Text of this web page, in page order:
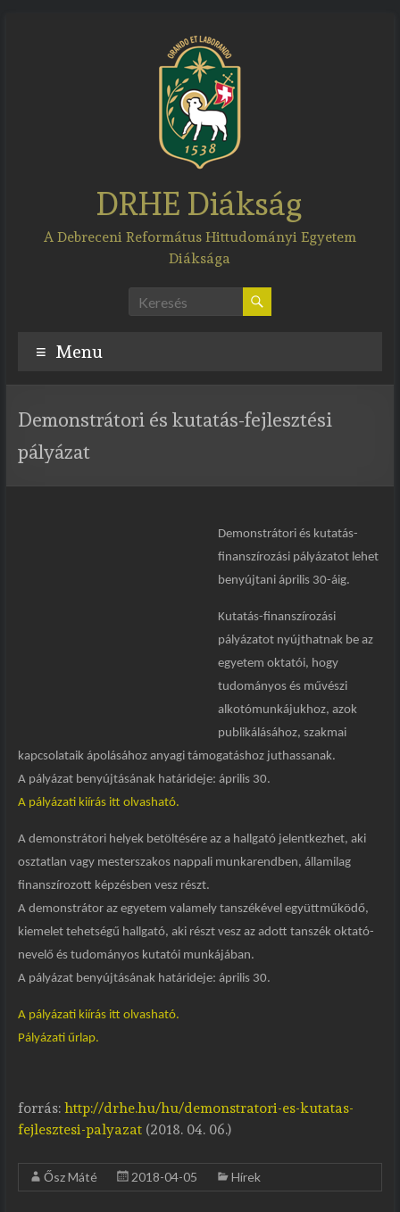
DRHE Diákság
A Debreceni Református Hittudományi Egyetem
Diáksága
Menu
Demonstrátori és kutatás-fejlesztési
pályázat
Demonstrátori és kutatás-
finanszírozási pályázatot lehet
benyújtani április 30-áig.
Kutatás-finanszírozási
pályázatot nyújthatnak be az
egyetem oktatói, hogy
tudományos és művészi
alkotómunkájukhoz, azok
publikálásához, szakmai
kapcsolataik ápolásához anyagi támogatáshoz juthassanak.
A pályázat benyújtásának határideje: április 30.
A pályázati kiírás itt olvasható.
A demonstrátori helyek betöltésére az a hallgató jelentkezhet, aki
osztatlan vagy mesterszakos nappali munkarendben, államilag
finanszírozott képzésben vesz részt.
A demonstrátor az egyetem valamely tanszékével együttműködő,
kiemelet tehetségű hallgató, aki részt vesz az adott tanszék oktató-
nevelő és tudományos kutatói munkájában.
A pályázat benyújtásának határideje: április 30.
A pályázati kiírás itt olvasható.
Pályázati űrlap.
forrás: http://drhe.hu/hu/demonstratori-es-kutatas-
fejlesztesi-palyazat(2018. 04. 06.)
Ősz Máté 2018-04-05 Hírek